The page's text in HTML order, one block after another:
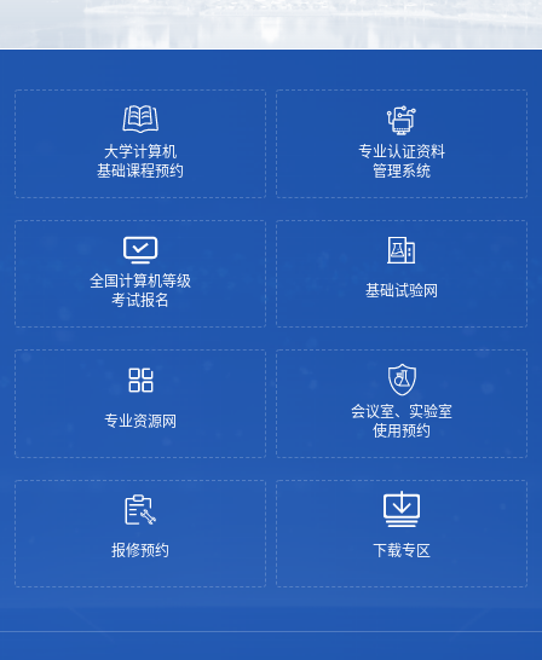
大学计算机
基础课程预约
专业认证资料
管理系统
全国计算机等级
考试报名
基础试验网
专业资源网
会议室、实验室
使用预约
报修预约 下载专区